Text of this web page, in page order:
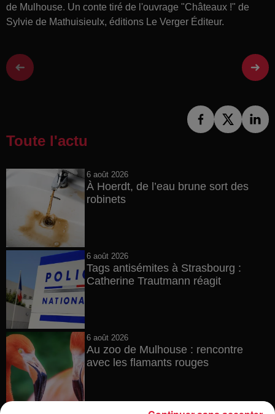
de Mulhouse. Un conte tiré de l'ouvrage "Châteaux !" de
Sylvie de Mathuisieulx, éditions Le Verger Éditeur.
Toute l'actu
6 août 2026
À Hoerdt, de l’eau brune sort des
robinets
6 août 2026
Tags antisémites à Strasbourg :
Catherine Trautmann réagit
6 août 2026
Au zoo de Mulhouse : rencontre
avec les flamants rouges